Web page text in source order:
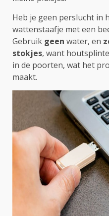
Heb je geen perslucht in
wattenstaafje met een
Gebruik geen water, en
stokjes, want
in de poorten, wat het
maakt.